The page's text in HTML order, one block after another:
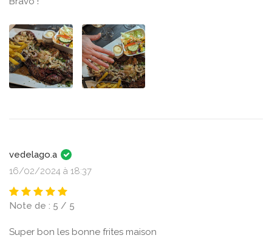
vedelago.a
16/02/2024 à 18:37
Note de : 5 / 5
Super bon les bonne frites maison